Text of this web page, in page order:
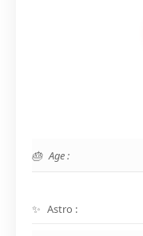
Age :
Astro :